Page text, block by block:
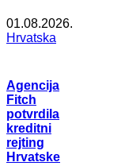
01.08.2026.
Hrvatska
Agencija
Fitch
potvrdila
kreditni
rejting
Hrvatske